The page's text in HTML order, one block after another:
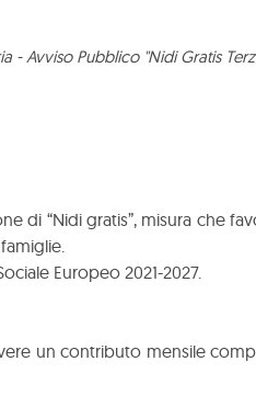
- Avviso Pubblico "Nidi Gratis
di “Nidi gratis”, misura che
Europeo 2021-2027.
un contributo mensile